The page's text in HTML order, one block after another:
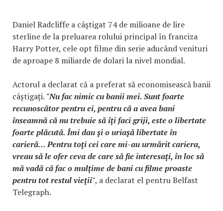
Daniel Radcliffe a câştigat 74 de milioane de lire
sterline de la preluarea rolului principal în franciza
Harry Potter, cele opt filme din serie aducând venituri
de aproape 8 miliarde de dolari la nivel mondial.
Actorul a declarat că a preferat să economisească banii
câștigați. "Nu fac nimic cu banii mei. Sunt foarte
recunoscător pentru ei, pentru că a avea bani
înseamnă că nu trebuie să îţi faci griji, este o libertate
foarte plăcută. Îmi dau şi o uriaşă libertate în
carieră... Pentru toţi cei care mi-au urmărit cariera,
vreau să le ofer ceva de care să fie interesaţi, în loc să
mă vadă că fac o mulţime de bani cu filme proaste
pentru tot restul vieţii", a declarat el pentru Belfast
Telegraph.